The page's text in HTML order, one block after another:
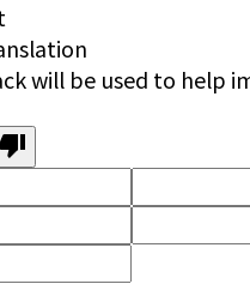
will be used to help